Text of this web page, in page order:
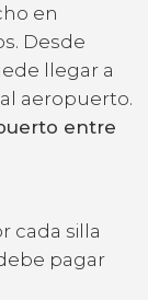
en
Desde
llegar a
aeropuerto.
entre
cada silla
pagar